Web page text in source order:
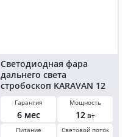
Светодиодная фара
дальнего света
стробоскоп KARAVAN 12
Ватт 8 LED круглая 12/24
ВольтГарантия
6 мес
Мощность
12 Вт
Питание
Световой поток